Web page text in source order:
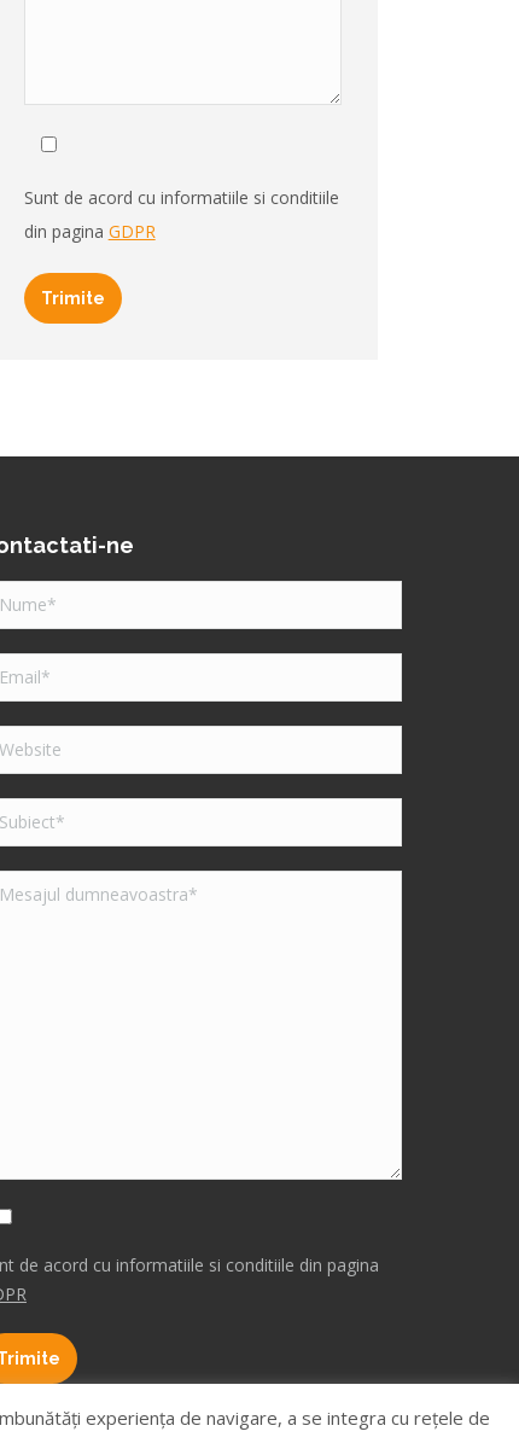
Sunt de acord cu informatiile si conditiile
din pagina GDPR
ne
de acord cu informatiile si conditiile din pagina
experienţa de navigare, a se integra cu reţele de